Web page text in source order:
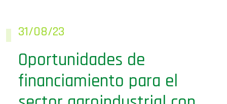
31/08/23
Oportunidades de
financiamiento para el